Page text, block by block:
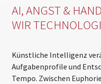
AI, ANGST &
WIR
Künstliche Intelligenz
Aufgabenprofile und
Tempo. Zwischen